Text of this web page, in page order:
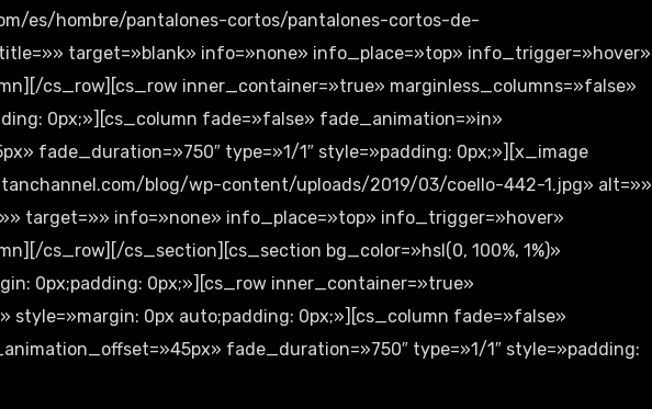
es/hombre/pantalones-cortos/pantalones-cortos-de-
target=»blank» info=»none» info_place=»top» info_trigger=»hover»
cs_row][cs_row inner_container=»true» marginless_columns=»false»
0px;»][cs_column fade=»false» fade_animation=»in»
fade_duration=»750″ type=»1/1″ style=»padding: 0px;»][x_image
blog/wp-content/uploads/2019/03/coello-442-1.jpg» alt=»»
target=»» info=»none» info_place=»top» info_trigger=»hover»
cs_row][/cs_section][cs_section bg_color=»hsl(0, 100%, 1%)»
0px;padding: 0px;»][cs_row inner_container=»true»
style=»margin: 0px auto;padding: 0px;»][cs_column fade=»false»
fade_duration=»750″ type=»1/1″ style=»padding: